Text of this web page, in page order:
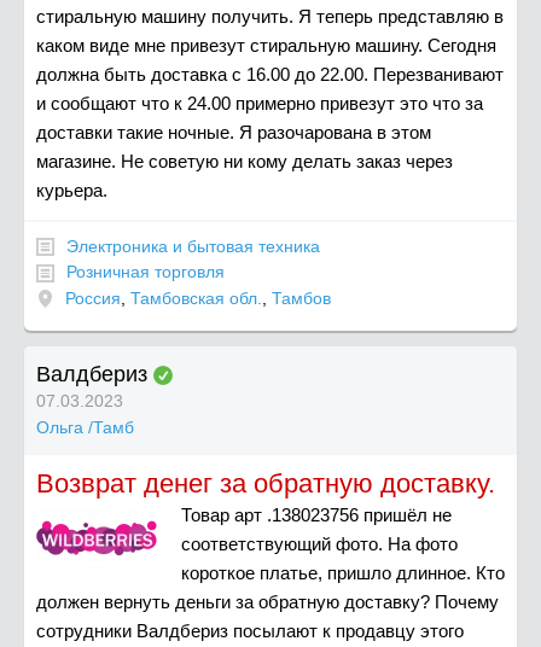
стиральную машину получить. Я теперь представляю в
каком виде мне привезут стиральную машину. Сегодня
должна быть доставка с 16.00 до 22.00. Перезванивают
и сообщают что к 24.00 примерно привезут это что за
доставки такие ночные. Я разочарована в этом
магазине. Не советую ни кому делать заказ через
курьера.
Электроника и бытовая техника
Розничная торговля
Россия Тамбовская обл. Тамбов
Валдбериз
07.03.2023
Ольга /Тамб
Возврат денег за обратную доставку.
Товар арт .138023756 пришёл не
соответствующий фото. На фото
короткое платье, пришло длинное. Кто
должен вернуть деньги за обратную доставку? Почему
сотрудники Валдбериз посылают к продавцу этого